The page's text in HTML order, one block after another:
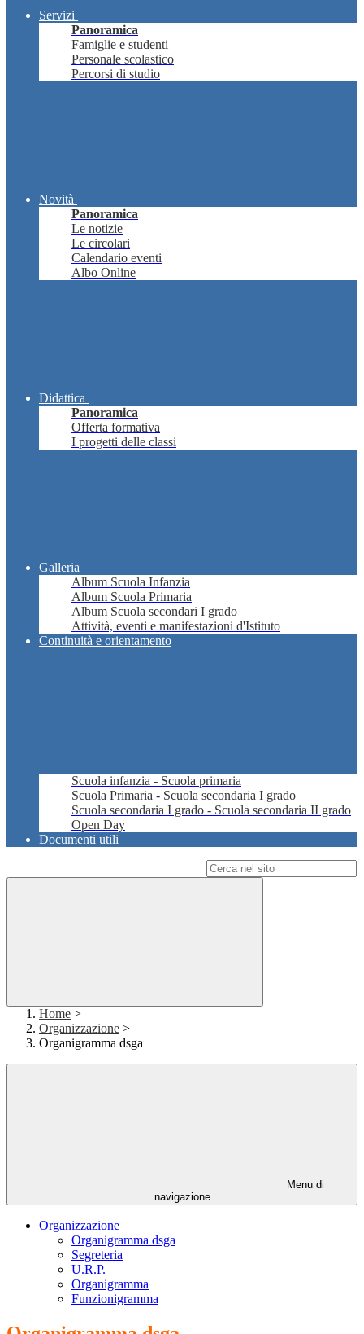
Servizi
Panoramica
Famiglie e studenti
Personale scolastico
Percorsi di studio
Novità
Panoramica
Le notizie
Le circolari
Calendario eventi
Albo Online
Didattica
Panoramica
Offerta formativa
I progetti delle classi
Galleria
Album Scuola Infanzia
Album Scuola Primaria
Album Scuola secondari I grado
Attività, eventi e manifestazioni d'Istituto
Continuità e orientamento
Scuola infanzia - Scuola primaria
Scuola Primaria - Scuola secondaria I grado
Scuola secondaria I grado - Scuola secondaria II grado
Open Day
Documenti utili
Home >
Organizzazione >
Organigramma dsga
Menu di
navigazione
Organizzazione
Organigramma dsga
Segreteria
U.R.P.
Organigramma
Funzionigramma